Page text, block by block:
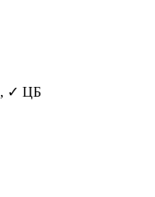
, ✓ ЦБ